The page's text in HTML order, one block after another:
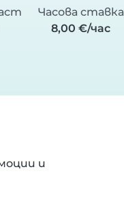
Часова ставка
8,00 €/час
и